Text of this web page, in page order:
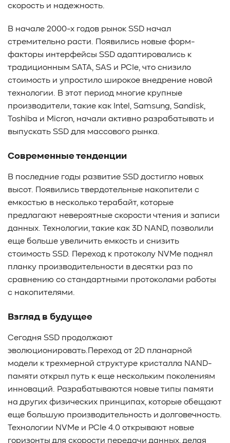
скорость и надежность.
В начале 2000-х годов рынок SSD начал
стремительно расти. Появились новые форм-
факторы интерфейсы SSD адаптировались к
традиционным SATA, SAS и PCIe, что снизило
стоимость и упростило широкое внедрение новой
технологии. В этот период многие крупные
производители, такие как Intel, Samsung, Sandisk,
Toshiba и Micron, начали активно разрабатывать и
выпускать SSD для массового рынка.
Современные тенденции
В последние годы развитие SSD достигло новых
высот. Появились твердотельные накопители с
емкостью в несколько терабайт, которые
предлагают невероятные скорости чтения и записи
данных. Технологии, такие как 3D NAND, позволили
еще больше увеличить емкость и снизить
стоимость SSD. Переход к протоколу NVMe поднял
планку производительности в десятки раз по
сравнению со стандартными протоколами работы
с накопителями.
Взгляд в будущее
Сегодня SSD продолжают
эволюционировать.Переход от 2D планарной
модели к трехмерной структуре кристалла NAND-
памяти открыл путь к еще нескольким поколениям
инноваций. Разрабатываются новые типы памяти
на других физических принципах, которые обещают
еще большую производительность и долговечность.
Технологии NVMe и PCIe 4.0 открывают новые
горизонты для скорости передачи данных, делая